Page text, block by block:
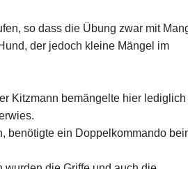
so dass die Übung zwar mit
der jedoch kleine Mängel im
Kitzmann bemängelte hier
benötigte ein Doppelkommando